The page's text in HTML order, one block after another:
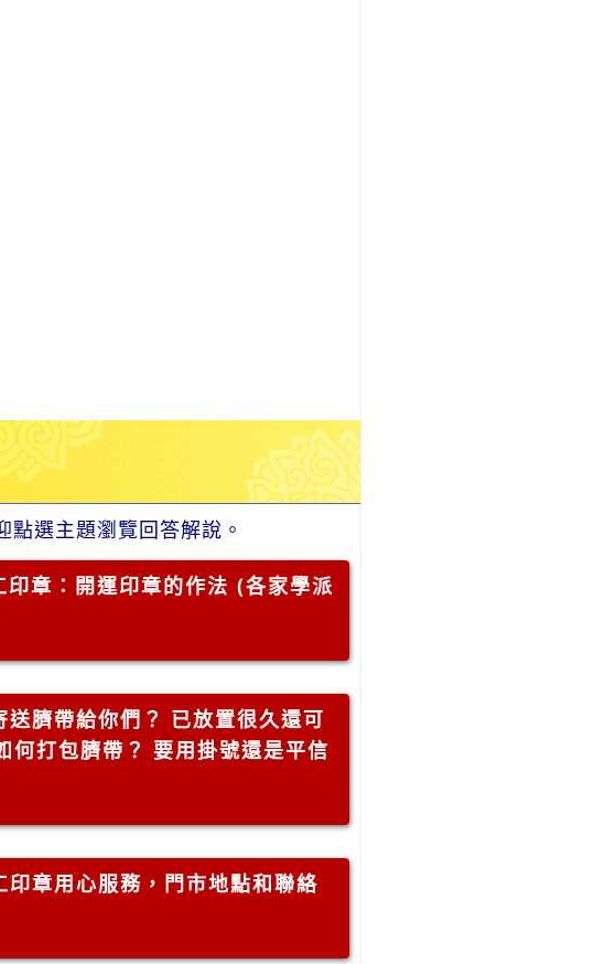
選主題瀏覽回答解說。
印章：開運印章的作法 (各家學派
送臍帶給你們？ 已放置很久還可
何打包臍帶？ 要用掛號還是平信
印章用心服務，門市地點和聯絡